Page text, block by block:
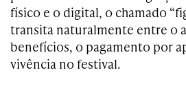
físico e o digital, o chamado
transita naturalmente entre o
benefícios, o pagamento por
vivência no festival.